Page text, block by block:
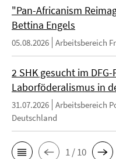
"Pan-Africanism
Bettina Engels
05.08.2026 Arbeitsbereich
2 SHK gesucht im
Laborföderalismus in
31.07.2026 Arbeitsbereich
Deutschland
1 / 10